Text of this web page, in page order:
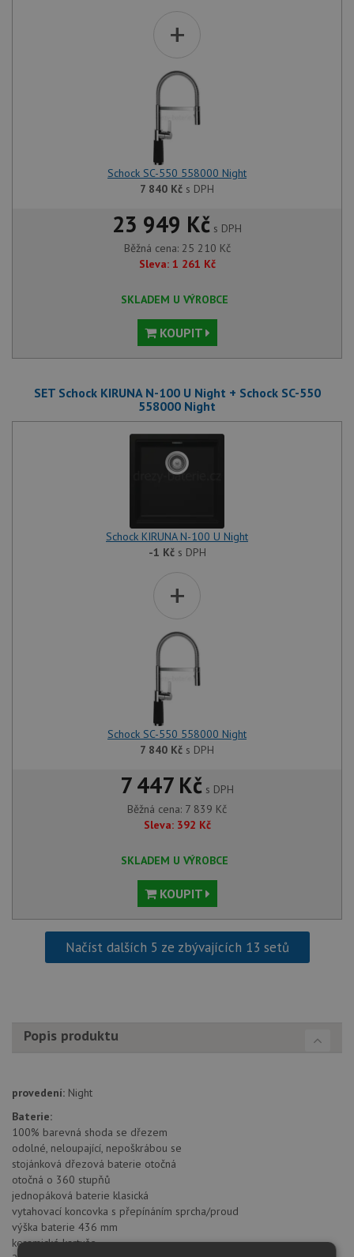
+
Schock SC-550 558000 Night
7 840 Kč s DPH
23 949 Kč s DPH
Běžná cena: 25 210 Kč
Sleva: 1 261 Kč
SKLADEM U VÝROBCE
KOUPIT
SET Schock KIRUNA N-100 U Night + Schock SC-550
558000 Night
Schock KIRUNA N-100 U Night
-1 Kčs DPH
+
Schock SC-550 558000 Night
7 840 Kč s DPH
7 447 Kč s DPH
Běžná cena: 7 839 Kč
Sleva: 392 Kč
SKLADEM U VÝROBCE
KOUPIT
Načíst dalších 5 ze zbývajících 13 setů
Popis produktu
provedení: Night
Baterie:
100% barevná shoda se dřezem
odolné, neloupající, nepoškrábou se
stojánková dřezová baterie otočná
otočná o 360 stupňů
jednopáková baterie klasická
vytahovací koncovka s přepínáním sprcha/proud
výška baterie 436 mm
keramické kartuše